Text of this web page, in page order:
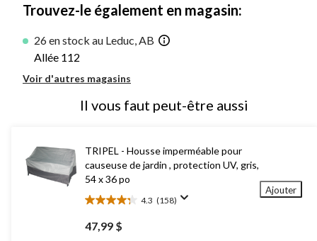
Trouvez-le également en magasin:
26 en stock au Leduc, AB
Allée 112
Voir d'autres magasins
Il vous faut peut-être aussi
TRIPEL - Housse imperméable pour
causeuse de jardin , protection UV, gris,
54 x 36 po
4.3 (158)
4.3
étoile(s)
sur
47,99 $
Ajouter